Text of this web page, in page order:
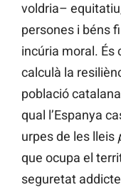
voldria–
persones i béns
incúria moral. És
calculà la
població
qual l’Espanya
urpes de les lleis
que ocupa el
seguretat